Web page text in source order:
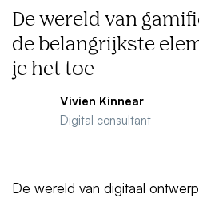
De wereld van
de belangrijkste
je het toe
Vivien Kinnear
Digital consultant
De wereld van digitaal